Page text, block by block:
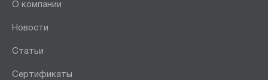
О компании
Новости
Статьи
Сертификаты